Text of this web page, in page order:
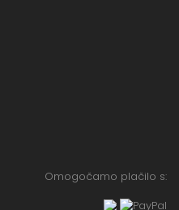
Omogočamo plačilo s: